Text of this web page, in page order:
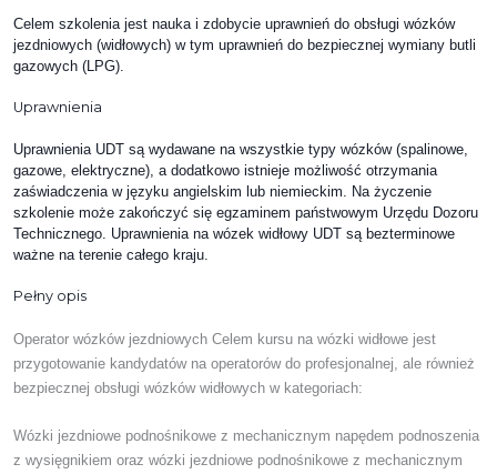
Celem szkolenia jest nauka i zdobycie uprawnień do obsługi wózków
jezdniowych (widłowych) w tym uprawnień do bezpiecznej wymiany butli
gazowych (LPG).
Uprawnienia
Uprawnienia UDT są wydawane na wszystkie typy wózków (spalinowe,
gazowe, elektryczne), a dodatkowo istnieje możliwość otrzymania
zaświadczenia w języku angielskim lub niemieckim. Na życzenie
szkolenie może zakończyć się egzaminem państwowym Urzędu Dozoru
Technicznego. Uprawnienia na wózek widłowy UDT są bezterminowe
ważne na terenie całego kraju.
Pełny opis
Operator wózków jezdniowych Celem kursu na wózki widłowe jest
przygotowanie kandydatów na operatorów do profesjonalnej, ale również
bezpiecznej obsługi wózków widłowych w kategoriach:
Wózki jezdniowe podnośnikowe z mechanicznym napędem podnoszenia
z wysięgnikiem oraz wózki jezdniowe podnośnikowe z mechanicznym